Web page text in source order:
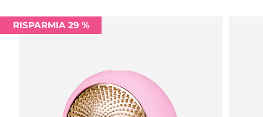
RISPARMIA 29 %
Romania
Arabia Saudita Consegna stimata
Singapore Consegna stimata